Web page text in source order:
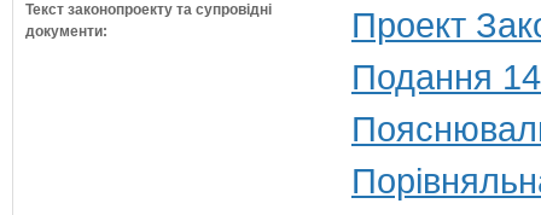
Текст законопроекту та супровідні
документи:
Проект
Подання